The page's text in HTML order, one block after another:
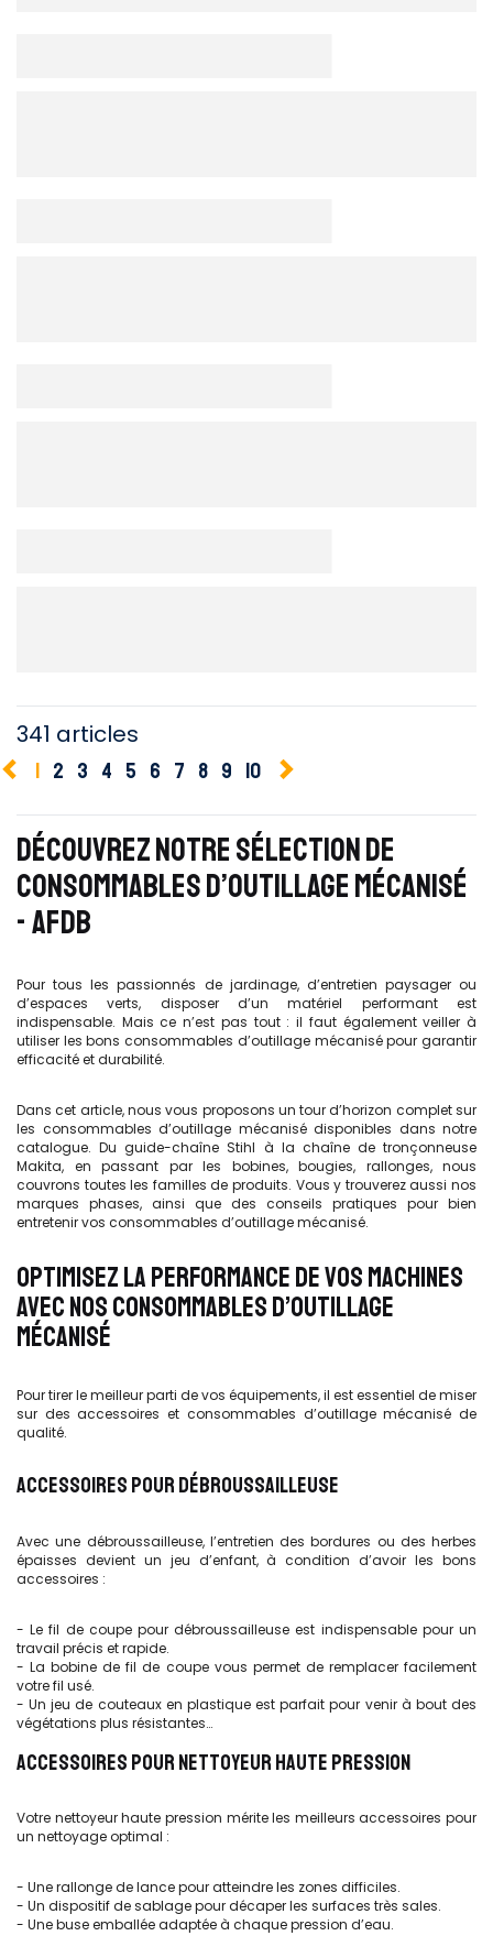
341 articles
1 2 3 4 5 6 7 8 9 10
DÉCOUVREZ NOTRE SÉLECTION DE
CONSOMMABLES D’OUTILLAGE MÉCANISÉ
- AFDB
Pour tous les passionnés de jardinage, d’entretien paysager ou
d’espaces verts, disposer d’un matériel performant est
indispensable. Mais ce n’est pas tout : il faut également veiller à
utiliser les bons consommables d’outillage mécanisé pour garantir
efficacité et durabilité.
Dans cet article, nous vous proposons un tour d’horizon complet sur
les consommables d’outillage mécanisé disponibles dans notre
catalogue. Du guide-chaîne Stihl à la chaîne de tronçonneuse
Makita, en passant par les bobines, bougies, rallonges, nous
couvrons toutes les familles de produits. Vous y trouverez aussi nos
marques phases, ainsi que des conseils pratiques pour bien
entretenir vos consommables d’outillage mécanisé.
OPTIMISEZ LA PERFORMANCE DE VOS MACHINES
AVEC NOS CONSOMMABLES D’OUTILLAGE
MÉCANISÉ
Pour tirer le meilleur parti de vos équipements, il est essentiel de miser
sur des accessoires et consommables d’outillage mécanisé de
qualité.
ACCESSOIRES POUR DÉBROUSSAILLEUSE
Avec une débroussailleuse, l’entretien des bordures ou des herbes
épaisses devient un jeu d’enfant, à condition d’avoir les bons
accessoires :
- Le fil de coupe pour débroussailleuse est indispensable pour un
travail précis et rapide.
- La bobine de fil de coupe vous permet de remplacer facilement
votre fil usé.
- Un jeu de couteaux en plastique est parfait pour venir à bout des
végétations plus résistantes…
ACCESSOIRES POUR NETTOYEUR HAUTE PRESSION
Votre nettoyeur haute pression mérite les meilleurs accessoires pour
un nettoyage optimal :
- Une rallonge de lance pour atteindre les zones difficiles.
- Un dispositif de sablage pour décaper les surfaces très sales.
- Une buse emballée adaptée à chaque pression d’eau.